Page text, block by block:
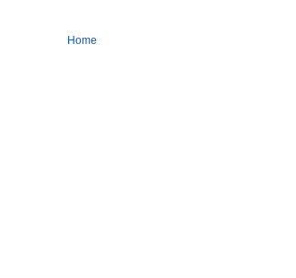
Home